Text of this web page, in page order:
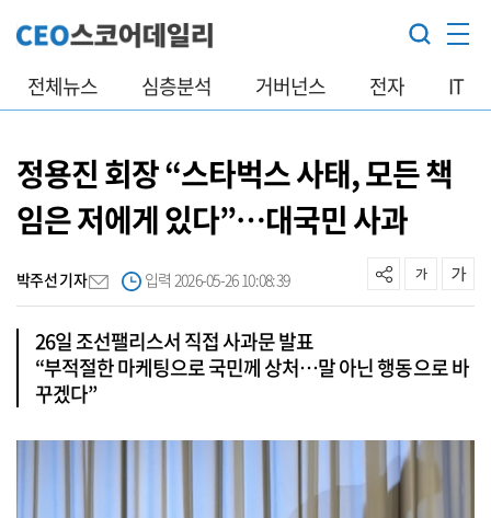
전체뉴스 심층분석 거버넌스 전자 IT
정용진 회장 “스타벅스 사태, 모든 책
임은 저에게 있다”…대국민 사과
박주선 기자 입력 2026-05-26 10:08:39
26일 조선팰리스서 직접 사과문 발표
“부적절한 마케팅으로 국민께 상처…말 아닌 행동으로 바
꾸겠다”